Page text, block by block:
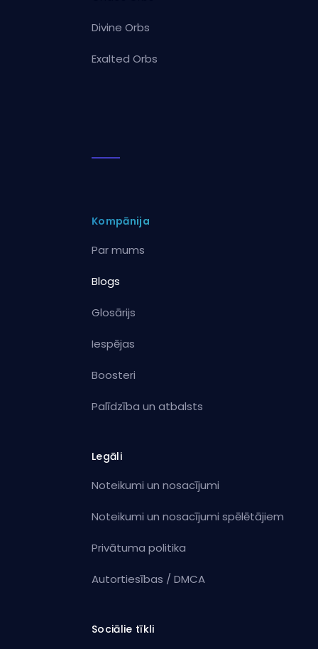
Divine Orbs
Exalted Orbs
Kompānija
Par mums
Blogs
Glosārijs
Iespējas
Boosteri
Palīdzība un atbalsts
Legāli
Noteikumi un nosacījumi
Noteikumi un nosacījumi spēlētājiem
Privātuma politika
Autortiesības / DMCA
Sociālie tīkli